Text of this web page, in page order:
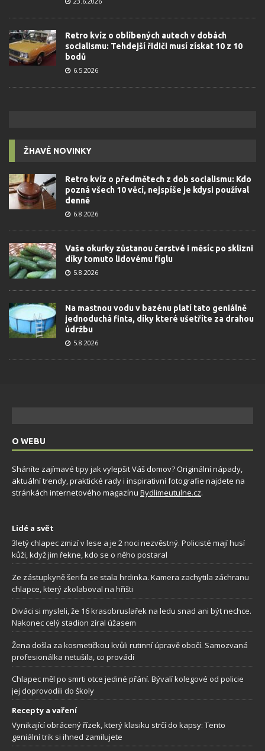
Retro kvíz o oblíbených autech v dobách
socialismu: Tehdejší řidiči musí získat 10 z 10
bodů
6.5.2026
ŽHAVÉ NOVINKY
Retro kvíz o předmětech z dob socialismu: Kdo
pozná všech 10 věcí, nejspíše je kdysi používal
denně
6.8.2026
Vaše okurky zůstanou čerstvé i měsíc po sklizni
díky tomuto lidovému fíglu
5.8.2026
Na mastnou vodu v bazénu platí tato geniálně
jednoduchá finta, díky které ušetříte za drahou
údržbu
5.8.2026
O WEBU
Sháníte zajímavé tipy jak vylepšit Váš domov? Originální nápady,
aktuální trendy, praktické rady i inspirativní fotografie najdete na
stránkách internetového magazínu Bydlimeutulne.cz.
Lidé a svět
3letý chlapec zmizí v lese a je 2 noci nezvěstný. Policisté mají husí
kůži, když jim řekne, kdo se o něho postaral
Ze zástupkyně šerifa se stala hrdinka. Kamera zachytila záchranu
chlapce, který zkolaboval na hřišti
Diváci si mysleli, že 16 krasobruslařek na ledu snad ani být nechce.
Nakonec celý stadion zíral úžasem
Žena došla za kosmetičkou kvůli rutinní úpravě obočí. Samozvaná
profesionálka netušila, co provádí
Chlapec měl po smrti otce jediné přání. Bývalí kolegové od policie
jej doprovodili do školy
Recepty a vaření
Vynikající obrácený řízek, který klasiku strčí do kapsy: Tento
geniální trik si ihned zamilujete